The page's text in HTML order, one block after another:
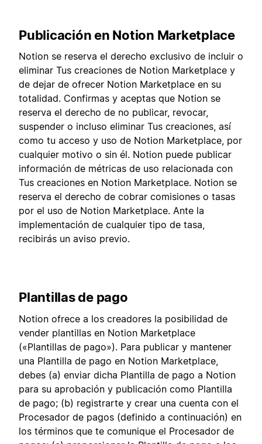
Publicación en Notion Marketplace
Notion se reserva el derecho exclusivo de incluir o
eliminar Tus creaciones de Notion Marketplace y
de dejar de ofrecer Notion Marketplace en su
totalidad. Confirmas y aceptas que Notion se
reserva el derecho de no publicar, revocar,
suspender o incluso eliminar Tus creaciones, así
como tu acceso y uso de Notion Marketplace, por
cualquier motivo o sin él. Notion puede publicar
información de métricas de uso relacionada con
Tus creaciones en Notion Marketplace. Notion se
reserva el derecho de cobrar comisiones o tasas
por el uso de Notion Marketplace. Ante la
implementación de cualquier tipo de tasa,
recibirás un aviso previo.
Plantillas de pago
Notion ofrece a los creadores la posibilidad de
vender plantillas en Notion Marketplace
(«Plantillas de pago»). Para publicar y mantener
una Plantilla de pago en Notion Marketplace,
debes (a) enviar dicha Plantilla de pago a Notion
para su aprobación y publicación como Plantilla
de pago; (b) registrarte y crear una cuenta con el
Procesador de pagos (definido a continuación) en
los términos que te comunique el Procesador de